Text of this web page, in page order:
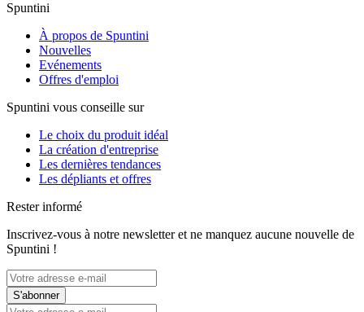
Spuntini
À propos de Spuntini
Nouvelles
Evénements
Offres d'emploi
Spuntini vous conseille sur
Le choix du produit idéal
La création d'entreprise
Les dernières tendances
Les dépliants et offres
Rester informé
Inscrivez-vous à notre newsletter et ne manquez aucune nouvelle de
Spuntini !
S'abonner